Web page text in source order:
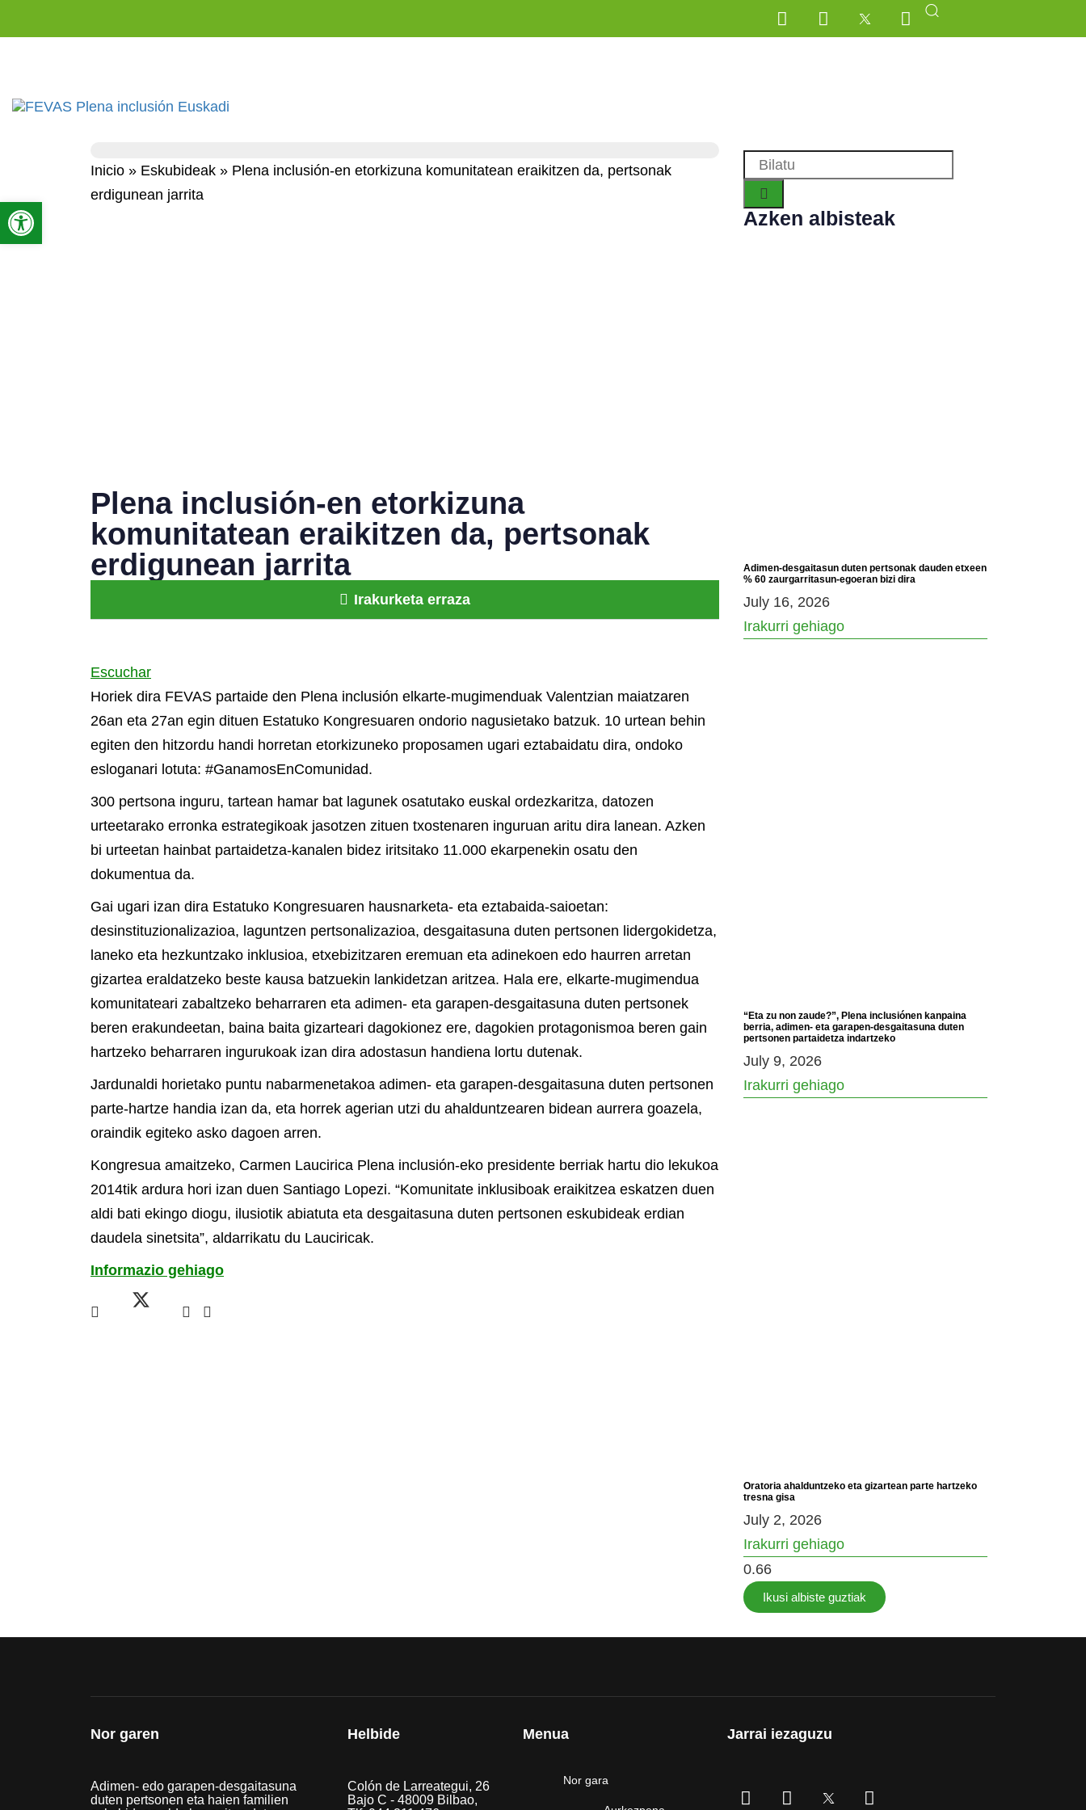
Inicio » Eskubideak » Plena inclusión-en etorkizuna komunitatean eraikitzen da, pertsonak
erdigunean jarrita
Plena inclusión-en etorkizuna
komunitatean eraikitzen da, pertsonak
erdigunean jarrita
Irakurketa erraza
Escuchar
Horiek dira FEVAS partaide den Plena inclusión elkarte-mugimenduak Valentzian maiatzaren
26an eta 27an egin dituen Estatuko Kongresuaren ondorio nagusietako batzuk. 10 urtean behin
egiten den hitzordu handi horretan etorkizuneko proposamen ugari eztabaidatu dira, ondoko
esloganari lotuta: #GanamosEnComunidad.
300 pertsona inguru, tartean hamar bat lagunek osatutako euskal ordezkaritza, datozen
urteetarako erronka estrategikoak jasotzen zituen txostenaren inguruan aritu dira lanean. Azken
bi urteetan hainbat partaidetza-kanalen bidez iritsitako 11.000 ekarpenekin osatu den
dokumentua da.
Gai ugari izan dira Estatuko Kongresuaren hausnarketa- eta eztabaida-saioetan:
desinstituzionalizazioa, laguntzen pertsonalizazioa, desgaitasuna duten pertsonen lidergokidetza,
laneko eta hezkuntzako inklusioa, etxebizitzaren eremuan eta adinekoen edo haurren arretan
gizartea eraldatzeko beste kausa batzuekin lankidetzan aritzea. Hala ere, elkarte-mugimendua
komunitateari zabaltzeko beharraren eta adimen- eta garapen-desgaitasuna duten pertsonek
beren erakundeetan, baina baita gizarteari dagokionez ere, dagokien protagonismoa beren gain
hartzeko beharraren ingurukoak izan dira adostasun handiena lortu dutenak.
Jardunaldi horietako puntu nabarmenetakoa adimen- eta garapen-desgaitasuna duten pertsonen
parte-hartze handia izan da, eta horrek agerian utzi du ahalduntzearen bidean aurrera goazela,
oraindik egiteko asko dagoen arren.
Kongresua amaitzeko, Carmen Laucirica Plena inclusión-eko presidente berriak hartu dio lekukoa
2014tik ardura hori izan duen Santiago Lopezi. “Komunitate inklusiboak eraikitzea eskatzen duen
aldi bati ekingo diogu, ilusiotik abiatuta eta desgaitasuna duten pertsonen eskubideak erdian
daudela sinetsita”, aldarrikatu du Lauciricak.
Informazio gehiago
Azken albisteak
Adimen-desgaitasun duten pertsonak dauden etxeen
% 60 zaurgarritasun-egoeran bizi dira
July 16, 2026
Irakurri gehiago
“Eta zu non zaude?”, Plena inclusiónen kanpaina
berria, adimen- eta garapen-desgaitasuna duten
pertsonen partaidetza indartzeko
July 9, 2026
Irakurri gehiago
Oratoria ahalduntzeko eta gizartean parte hartzeko
tresna gisa
July 2, 2026
Irakurri gehiago
Ikusi albiste guztiak
Nor garen
Adimen- edo garapen-desgaitasuna
duten pertsonen eta haien familien
Helbide
Colón de Larreategui, 26
Bajo C - 48009 Bilbao,
Menua
Nor gara
Jarrai iezaguzu
Open toolbar